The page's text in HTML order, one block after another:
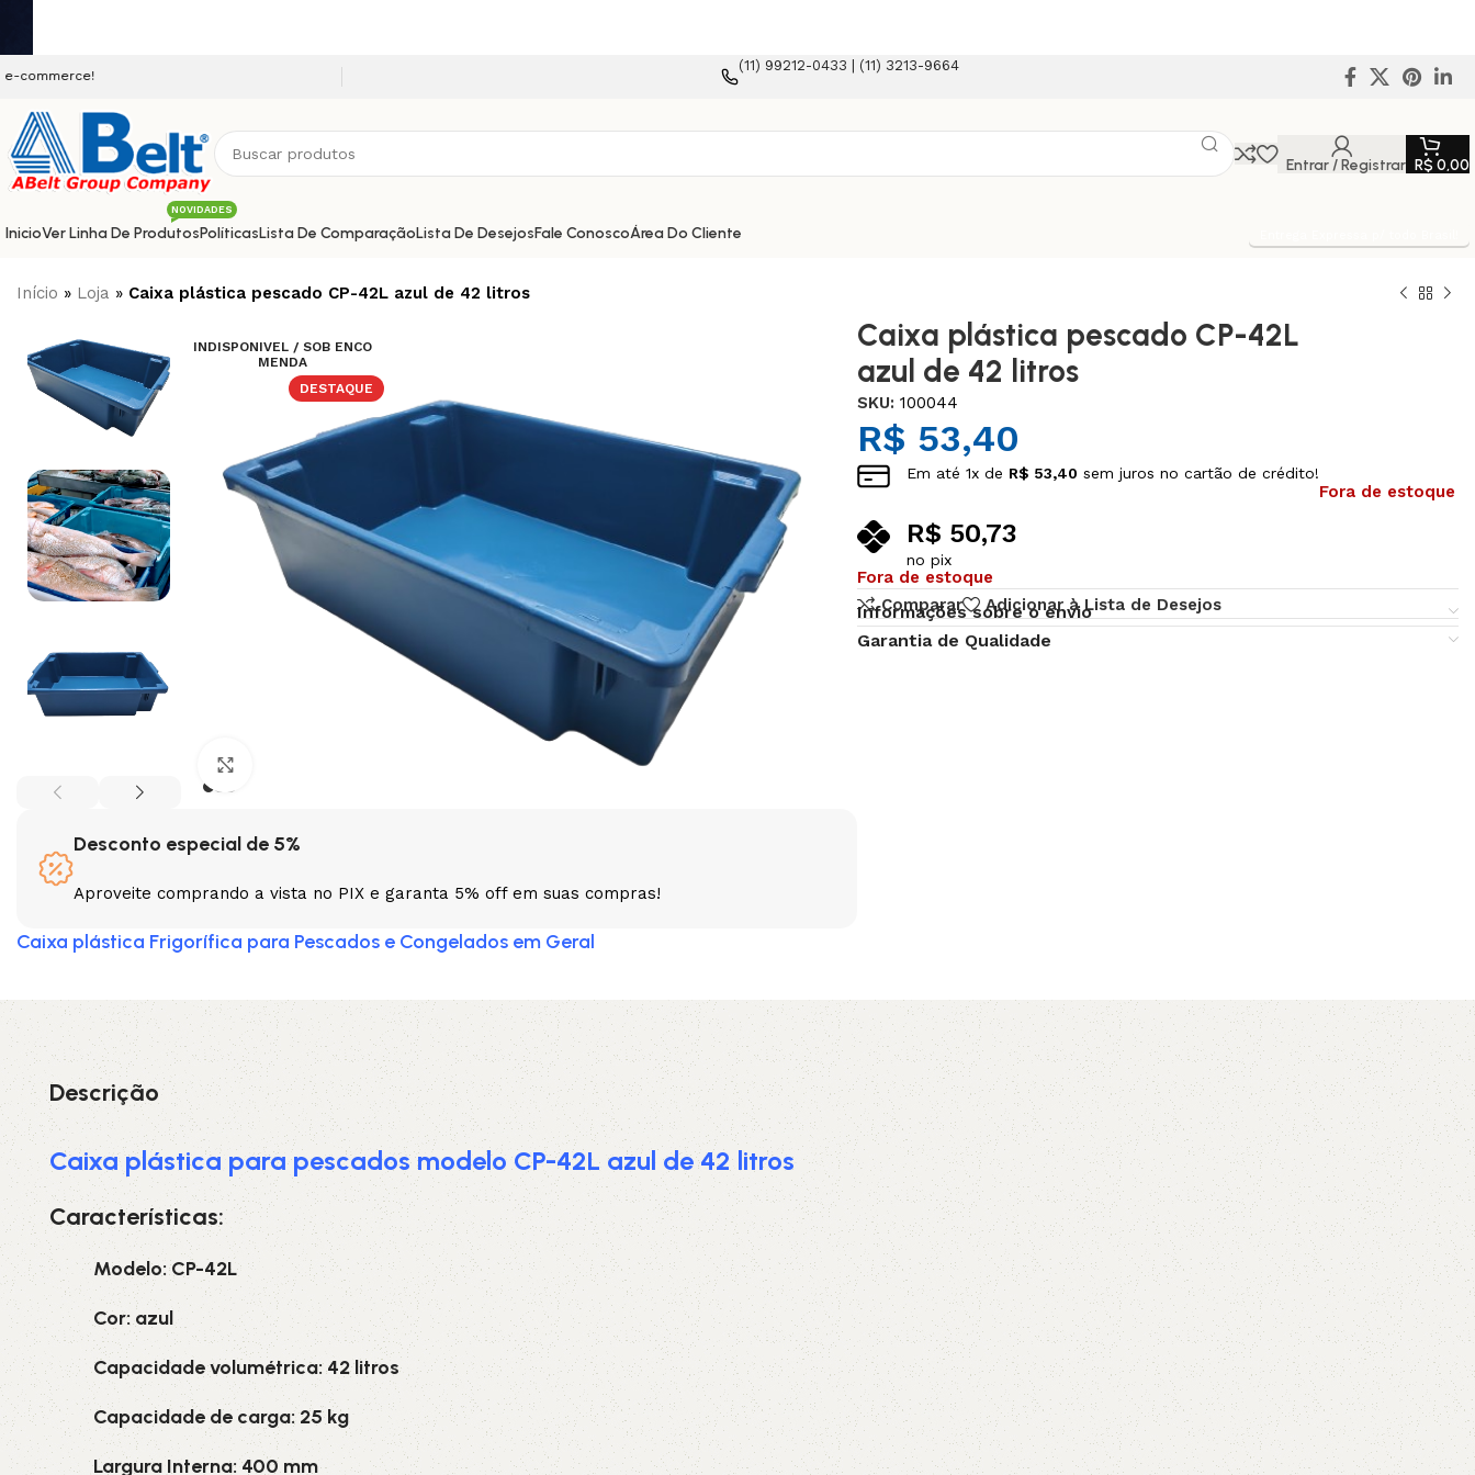
(11) 99212-0433 | (11) 3213-9664
Entrar / Registrar R$ 0,00
InicioVer Linha De Produtos
NOVIDADES
3L 3VX 5V 5VX AA AVX
A AX B BX C CC
CX D PJ PJ PK PK
PL SPA SPB SPZ
XPA XPB XPZ ZX
PolíticasLista De ComparaçãoLista De DesejosFale ConoscoÁrea Do Cliente
Início » Loja » Caixa plástica pescado CP-42L azul de 42 litros
INDISPONIVEL / SOB ENCO
MENDA
DESTAQUE
Desconto especial de 5%
Aproveite comprando a vista no PIX e garanta 5% off em suas compras!
Caixa plástica Frigorífica para Pescados e Congelados em Geral
Caixa plástica pescado CP-42L
azul de 42 litros
SKU:100044
R$ 53,40
Em até1x de R$ 53,40 sem juros no cartão de crédito!
R$ 50,73
no pix
Fora de estoque
Fora de estoque
Comparar
Adicionar à Lista de Desejos
Informações sobre o envio
Garantia de Qualidade
Descrição
Caixa plástica para pescados modelo CP-42L azul de 42 litros
Características:
Modelo: CP-42L
Cor: azul
Capacidade volumétrica: 42 litros
Capacidade de carga: 25 kg
Largura Interna: 400 mm